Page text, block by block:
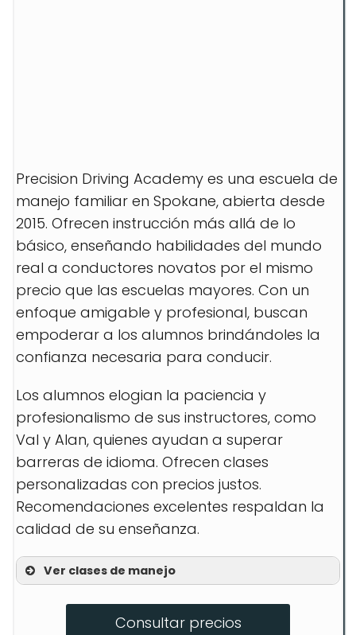
Precision Driving Academy es una escuela de
manejo familiar en Spokane, abierta desde
2015. Ofrecen instrucción más allá de lo
básico, enseñando habilidades del mundo
real a conductores novatos por el mismo
precio que las escuelas mayores. Con un
enfoque amigable y profesional, buscan
empoderar a los alumnos brindándoles la
confianza necesaria para conducir.
Los alumnos elogian la paciencia y
profesionalismo de sus instructores, como
Val y Alan, quienes ayudan a superar
barreras de idioma. Ofrecen clases
personalizadas con precios justos.
Recomendaciones excelentes respaldan la
calidad de su enseñanza.
Ver clases de manejo
Clases personalizadas
Consultar precios